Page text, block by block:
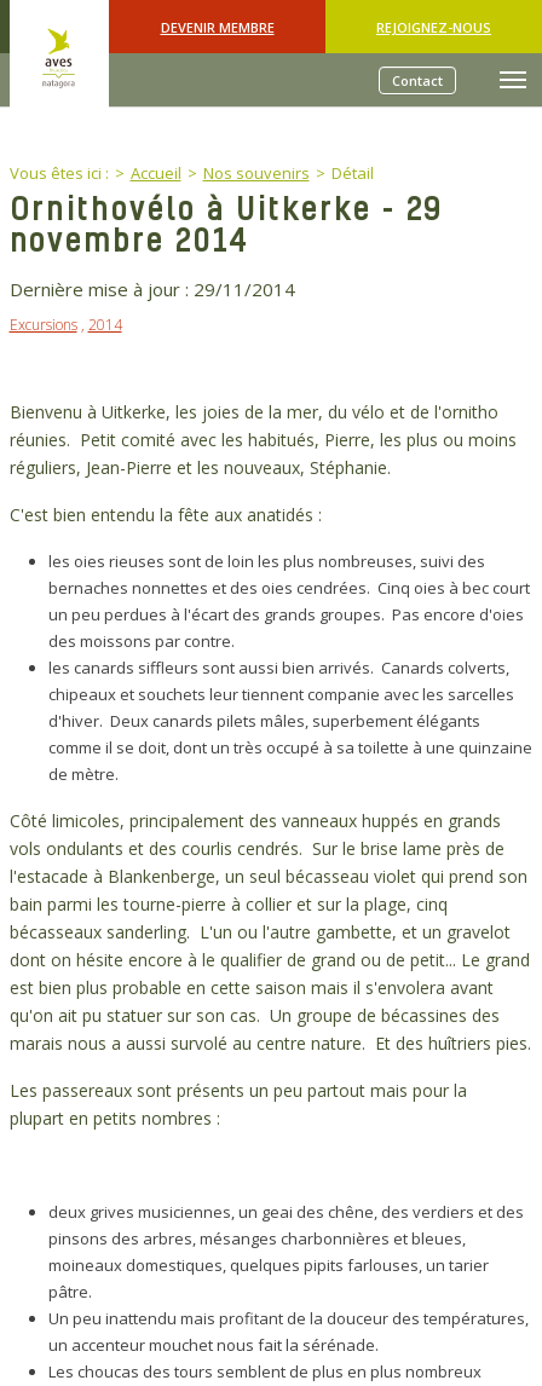
DEVENIR MEMBRE REJOIGNEZ-NOUS
Contact
You are here:
Vous êtes ici : Accueil Nos souvenirs Détail
Ornithovélo à Uitkerke - 29
novembre 2014
Dernière mise à jour : 29/11/2014
Excursions, 2014
Bienvenu à Uitkerke, les joies de la mer, du vélo et de l'ornitho
réunies. Petit comité avec les habitués, Pierre, les plus ou moins
réguliers, Jean-Pierre et les nouveaux, Stéphanie.
C'est bien entendu la fête aux anatidés :
les oies rieuses sont de loin les plus nombreuses, suivi des
bernaches nonnettes et des oies cendrées. Cinq oies à bec court
un peu perdues à l'écart des grands groupes. Pas encore d'oies
des moissons par contre.
les canards siffleurs sont aussi bien arrivés. Canards colverts,
chipeaux et souchets leur tiennent companie avec les sarcelles
d'hiver. Deux canards pilets mâles, superbement élégants
comme il se doit, dont un très occupé à sa toilette à une quinzaine
de mètre.
Côté limicoles, principalement des vanneaux huppés en grands
vols ondulants et des courlis cendrés. Sur le brise lame près de
l'estacade à Blankenberge, un seul bécasseau violet qui prend son
bain parmi les tourne-pierre à collier et sur la plage, cinq
bécasseaux sanderling. L'un ou l'autre gambette, et un gravelot
dont on hésite encore à le qualifier de grand ou de petit... Le grand
est bien plus probable en cette saison mais il s'envolera avant
qu'on ait pu statuer sur son cas. Un groupe de bécassines des
marais nous a aussi survolé au centre nature. Et des huîtriers pies.
Les passereaux sont présents un peu partout mais pour la
plupart en petits nombres :
deux grives musiciennes, un geai des chêne, des verdiers et des
pinsons des arbres, mésanges charbonnières et bleues,
moineaux domestiques, quelques pipits farlouses, un tarier
pâtre.
Un peu inattendu mais profitant de la douceur des températures,
un accenteur mouchet nous fait la sérénade.
Les choucas des tours semblent de plus en plus nombreux